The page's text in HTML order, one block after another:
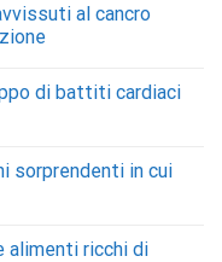
al cancro
di battiti cardiaci
sorprendenti in cui
alimenti ricchi di